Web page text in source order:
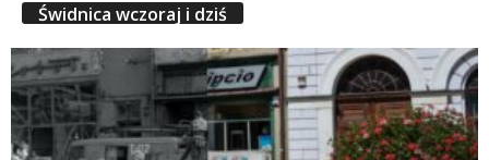
Świdnica wczoraj i dziś